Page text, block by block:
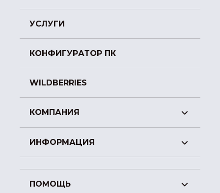
УСЛУГИ
КОНФИГУРАТОР ПК
WILDBERRIES
КОМПАНИЯ
ИНФОРМАЦИЯ
ПОМОЩЬ